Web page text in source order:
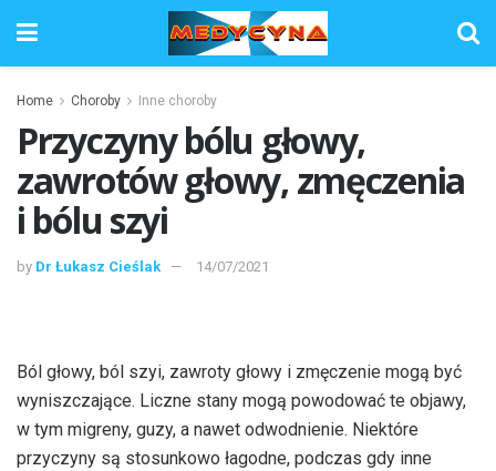
Home Choroby Inne choroby
Przyczyny bólu głowy,
zawrotów głowy, zmęczenia
i bólu szyi
by Dr Łukasz Cieślak 14/07/2021
Ból głowy, ból szyi, zawroty głowy i zmęczenie mogą być
wyniszczające. Liczne stany mogą powodować te objawy,
w tym migreny, guzy, a nawet odwodnienie. Niektóre
przyczyny są stosunkowo łagodne, podczas gdy inne